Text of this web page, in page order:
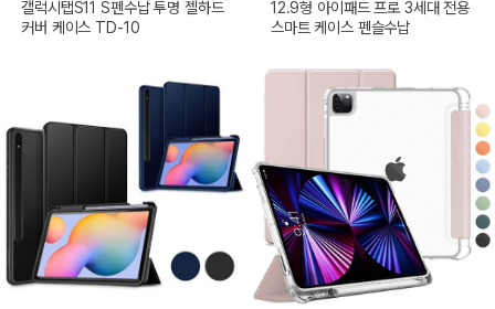
갤럭시탭S11 S펜수납 투명 젤하드
커버 케이스 TD-10
12.9형 아이패드 프로 3세대 전용
스마트 케이스 펜슬수납